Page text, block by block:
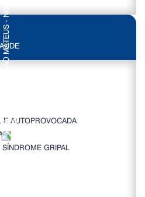
E AUTOPROVOCADA
GRIPAL